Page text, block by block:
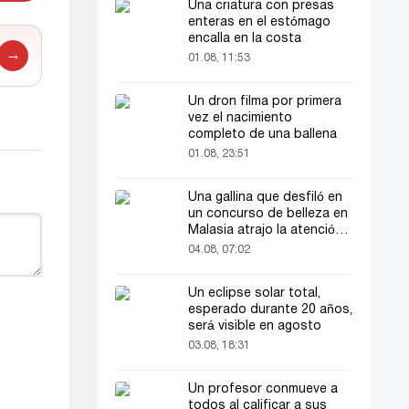
→
Una criatura con presas
enteras en el estómago
encalla en la costa
01.08, 11:53
Un dron filma por primera
vez el nacimiento
completo de una ballena
01.08, 23:51
Una gallina que desfiló en
un concurso de belleza en
Malasia atrajo la atención
del público
04.08, 07:02
Un eclipse solar total,
esperado durante 20 años,
será visible en agosto
03.08, 18:31
Un profesor conmueve a
todos al calificar a sus